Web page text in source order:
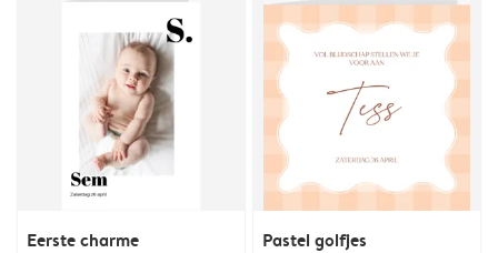
Eerste charme Pastel golfjes